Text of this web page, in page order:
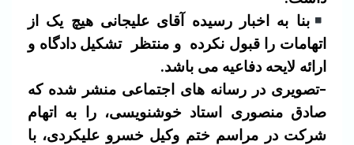
بنا به اخبار رسیده آقای علیجانی هیچ یک از
اتهامات را قبول نکرده و منتظر تشکیل دادگاه و
ارائه لایحه دفاعیه می باشد.
-تصویری در رسانه های اجتماعی منشر شده که
صادق منصوری استاد خوشنویسی، را به اتهام
شرکت در مراسم ختم وکیل خسرو علیکردی، با